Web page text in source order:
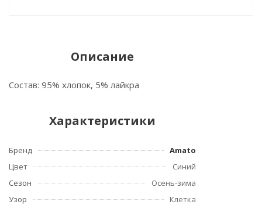
Описание
Состав: 95% хлопок, 5% лайкра
Характеристики
Бренд
Amato
Цвет
Синий
Сезон
Осень-зима
Узор
Клетка